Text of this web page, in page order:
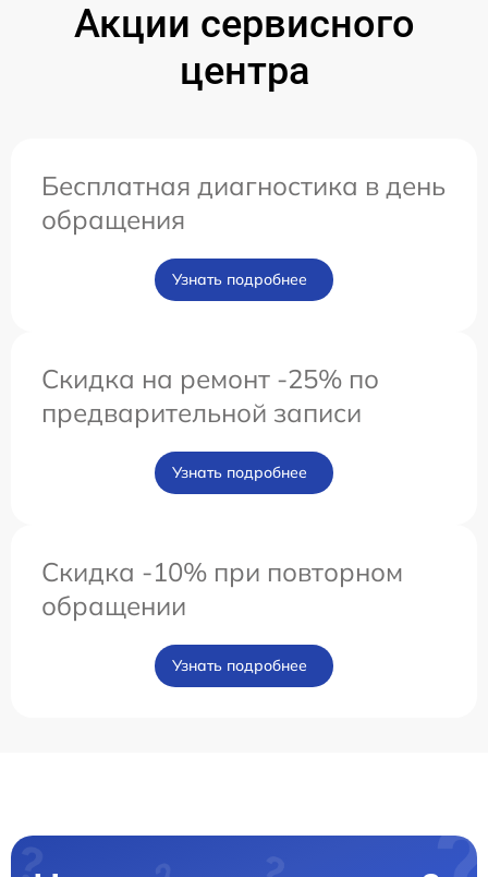
Акции сервисного
центра
Бесплатная диагностика в день
обращения
Узнать подробнее
Скидка на ремонт -25% по
предварительной записи
Узнать подробнее
Скидка -10% при повторном
обращении
Узнать подробнее